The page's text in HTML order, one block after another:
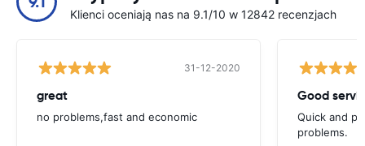
Klienci oceniają nas na 9.1/10 w 12842 recenzjach
31-12-2020
great
no problems,fast and economic
Good
Quick and
problems.